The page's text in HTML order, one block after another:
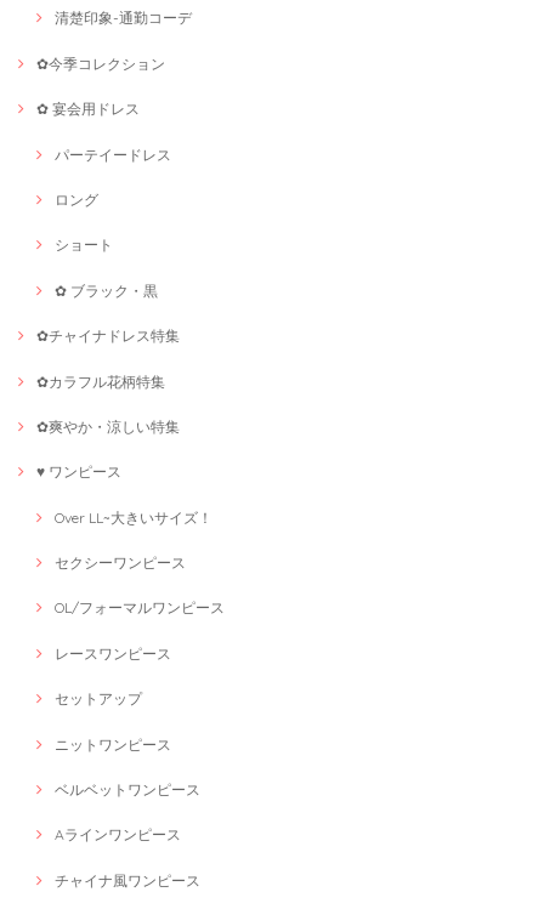
清楚印象-通勤コーデ
✿今季コレクション
✿ 宴会用ドレス
パーテイードレス
ロング
ショート
✿ ブラック・黒
✿チャイナドレス特集
✿カラフル花柄特集
✿爽やか・涼しい特集
♥ ワンピース
Over LL~大きいサイズ！
セクシーワンピース
OL/フォーマルワンピース
レースワンピース
セットアップ
ニットワンピース
ベルベットワンピース
Aラインワンピース
チャイナ風ワンピース